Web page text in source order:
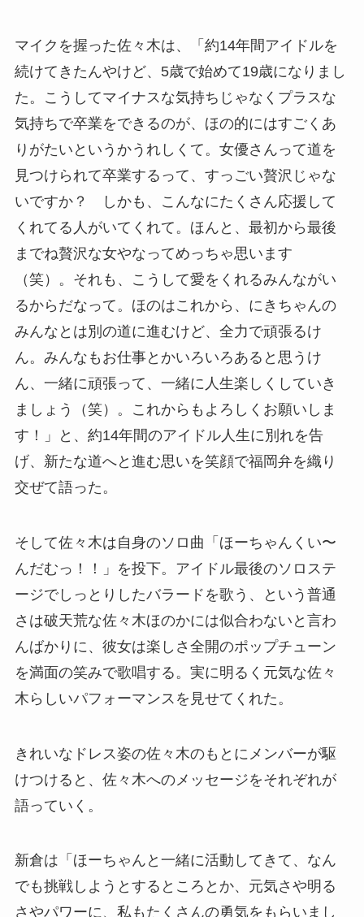
マイクを握った佐々木は、「約14年間アイドルを
続けてきたんやけど、5歳で始めて19歳になりまし
た。こうしてマイナスな気持ちじゃなくプラスな
気持ちで卒業をできるのが、ほの的にはすごくあ
りがたいというかうれしくて。女優さんって道を
見つけられて卒業するって、すっごい贅沢じゃな
いですか？ しかも、こんなにたくさん応援して
くれてる人がいてくれて。ほんと、最初から最後
までね贅沢な女やなってめっちゃ思います
（笑）。それも、こうして愛をくれるみんながい
るからだなって。ほのはこれから、にきちゃんの
みんなとは別の道に進むけど、全力で頑張るけ
ん。みんなもお仕事とかいろいろあると思うけ
ん、一緒に頑張って、一緒に人生楽しくしていき
ましょう（笑）。これからもよろしくお願いしま
す！」と、約14年間のアイドル人生に別れを告
げ、新たな道へと進む思いを笑顔で福岡弁を織り
交ぜて語った。
そして佐々木は自身のソロ曲「ほーちゃんくい〜
んだむっ！！」を投下。アイドル最後のソロステ
ージでしっとりしたバラードを歌う、という普通
さは破天荒な佐々木ほのかには似合わないと言わ
んばかりに、彼女は楽しさ全開のポップチューン
を満面の笑みで歌唱する。実に明るく元気な佐々
木らしいパフォーマンスを見せてくれた。
きれいなドレス姿の佐々木のもとにメンバーが駆
けつけると、佐々木へのメッセージをそれぞれが
語っていく。
新倉は「ほーちゃんと一緒に活動してきて、なん
でも挑戦しようとするところとか、元気さや明る
さやパワーに、私もたくさんの勇気をもらいまし